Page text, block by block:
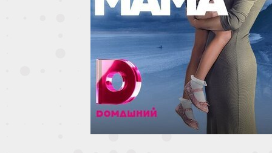
70 серия
71 серия
74 серия
75 серия
78 серия
79 серия
82 серия
83 серия